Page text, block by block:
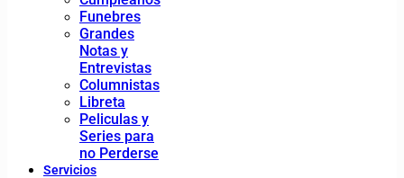
Funebres
Grandes
Notas y
Entrevistas
Columnistas
Libreta
Peliculas y
Series para
no Perderse
Servicios